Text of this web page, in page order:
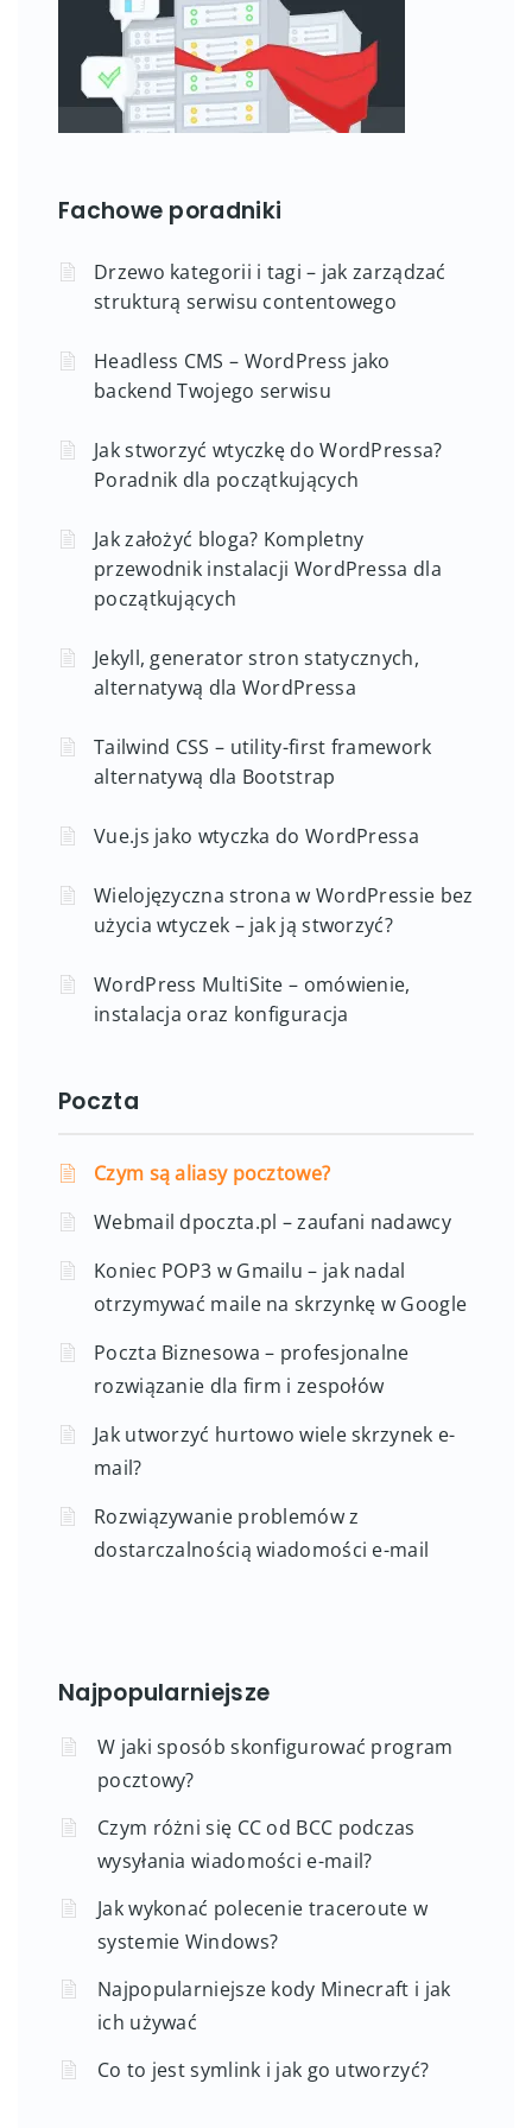
Fachowe poradniki
Drzewo kategorii i tagi – jak zarządzać
strukturą serwisu contentowego
Headless CMS – WordPress jako
backend Twojego serwisu
Jak stworzyć wtyczkę do WordPressa?
Poradnik dla początkujących
Jak założyć bloga? Kompletny
przewodnik instalacji WordPressa dla
początkujących
Jekyll, generator stron statycznych,
alternatywą dla WordPressa
Tailwind CSS – utility-first framework
alternatywą dla Bootstrap
Vue.js jako wtyczka do WordPressa
Wielojęzyczna strona w WordPressie bez
użycia wtyczek – jak ją stworzyć?
WordPress MultiSite – omówienie,
instalacja oraz konfiguracja
Poczta
Czym są aliasy pocztowe?
Webmail dpoczta.pl – zaufani nadawcy
Koniec POP3 w Gmailu – jak nadal
otrzymywać maile na skrzynkę w Google
Poczta Biznesowa – profesjonalne
rozwiązanie dla firm i zespołów
Jak utworzyć hurtowo wiele skrzynek e-
mail?
Rozwiązywanie problemów z
dostarczalnością wiadomości e-mail
Najpopularniejsze
W jaki sposób skonfigurować program
pocztowy?
Czym różni się CC od BCC podczas
wysyłania wiadomości e-mail?
Jak wykonać polecenie traceroute w
systemie Windows?
Najpopularniejsze kody Minecraft i jak
ich używać
Co to jest symlink i jak go utworzyć?